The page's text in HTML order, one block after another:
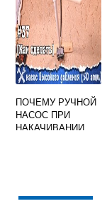
ПОЧЕМУ РУЧНОЙ
НАСОС ПРИ
НАКАЧИВАНИИ